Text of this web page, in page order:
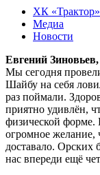
ХК «Трактор»
Медиа
Новости
Евгений
Мы сегодня
Шайбу на себя
раз поймали.
приятно удивлён,
физической форме.
огромное желание,
доставало. Орских
нас впереди ещё